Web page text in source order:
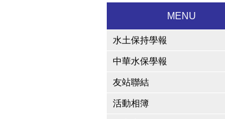
MENU
水土保持學報
中華水保學報
友站聯結
活動相簿